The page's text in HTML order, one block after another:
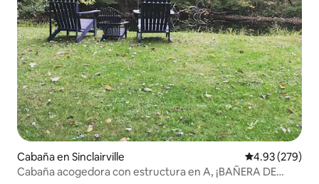
Cabaña en Sinclairville Calificación
4.93 (279)
Cabaña acogedora con estructura en A, ¡BAÑERA DE